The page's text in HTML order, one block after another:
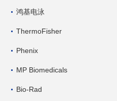
鸿基电泳
ThermoFisher
Phenix
MP Biomedicals
Bio-Rad